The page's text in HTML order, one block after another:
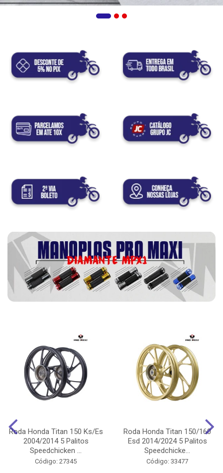
Roda Honda Titan 150 Ks/Es
2004/2014 5 Palitos
Speedchicken ...
Código: 27345
Roda Honda Titan 150/160
Esd 2014/2024 5 Palitos
Speedchicke...
Código: 33477